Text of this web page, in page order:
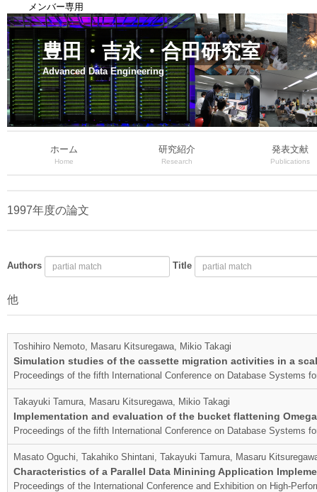
メンバー専用
豊田・吉永・合田研究室
Advanced Data Engineering
ホーム
Home
研究紹介
Research
発表文献
Publications
1997年度の論文
Authors Title
他
Toshihiro Nemoto, Masaru Kitsuregawa, Mikio Takagi
Simulation studies of the cassette migration activities in a
Proceedings of the fifth International Conference on Database Systems
Takayuki Tamura, Masaru Kitsuregawa, Mikio Takagi
Implementation and evaluation of the bucket flattening
Proceedings of the fifth International Conference on Database Systems
Masato Oguchi, Takahiko Shintani, Takayuki Tamura, Masaru
Characteristics of a Parallel Data Minining Application
Proceedings of the International Conference and Exhibition on High-